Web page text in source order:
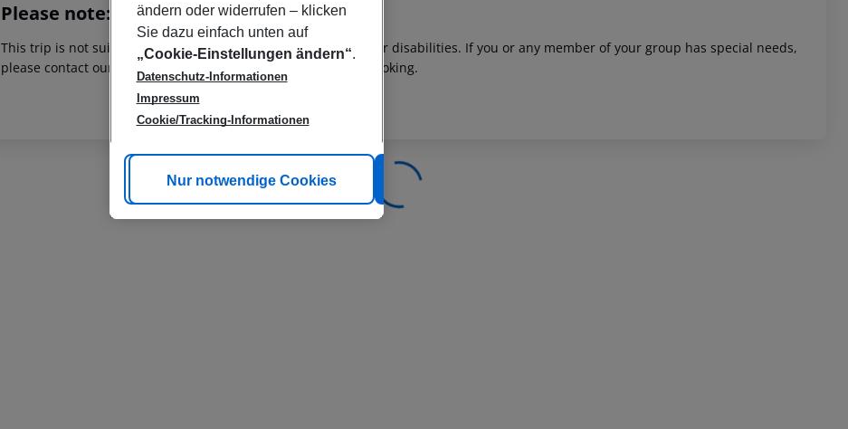
Please note:
This trip is not suitable for passengers with reduced mobility or disabilities. If you or any member of your group has special needs,
please contact our customer service before confirming your booking.
ändern oder widerrufen – klicken
Sie dazu einfach unten auf
„Cookie-Einstellungen ändern“.
Datenschutz-Informationen
Impressum
Cookie/Tracking-Informationen
Cookie anpassen
Nur notwendige Cookies Alle akzeptieren